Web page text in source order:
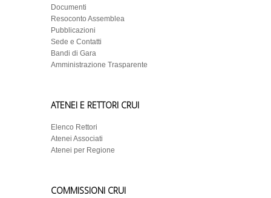
Documenti
Resoconto Assemblea
Pubblicazioni
Sede e Contatti
Bandi di Gara
Amministrazione Trasparente
ATENEI E RETTORI CRUI
Elenco Rettori
Atenei Associati
Atenei per Regione
COMMISSIONI CRUI